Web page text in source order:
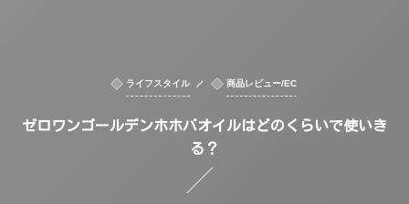
ライフスタイル 商品レビュー/EC
ゼロワンゴールデンホホバオイルはどのくらいで使いき
る？